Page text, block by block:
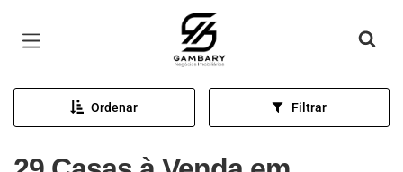
Página inicial
Ordenar Filtrar